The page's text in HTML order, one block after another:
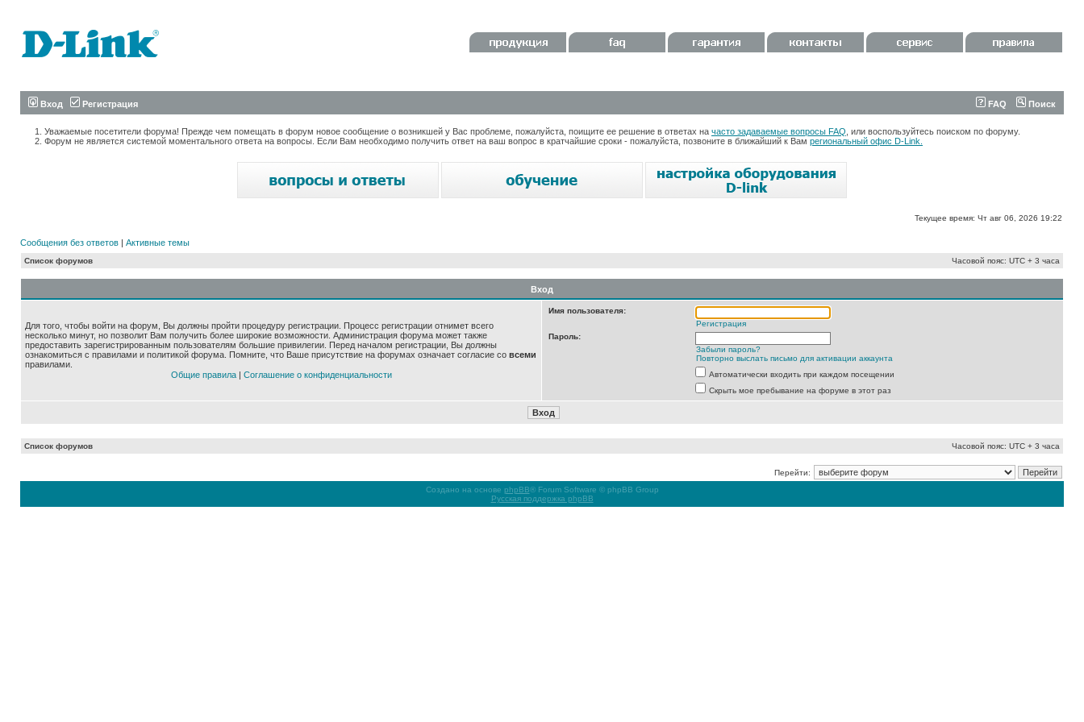
Вход Регистрация FAQ Поиск
Уважаемые посетители форума! Прежде чем помещать в форум новое сообщение о возникшей у Вас проблеме, пожалуйста, поищите ее решение в ответах на часто задаваемые вопросы FAQ , или воспользуйтесь поиском по форуму.
Форум не является системой моментального ответа на вопросы. Если Вам необходимо получить ответ на ваш вопрос в кратчайшие сроки - пожалуйста, позвоните в ближайший к Вам региональный офис D-Link.
Текущее время: Чт авг 06, 2026 19:22
Сообщения без ответов | Активные темы
Список форумов Часовой пояс: UTC + 3 часа
Вход
Для того, чтобы войти на форум, Вы должны пройти процедуру регистрации. Процесс регистрации отнимет всего
несколько минут, но позволит Вам получить более широкие возможности. Администрация форума может также
предоставить зарегистрированным пользователям большие привилегии. Перед началом регистрации, Вы должны
ознакомиться с правилами и политикой форума. Помните, что Ваше присутствие на форумах означает согласие со всеми
правилами.
Общие правила| Соглашение о конфиденциальности
Имя пользователя:
Регистрация
Пароль:
Забыли пароль?
Повторно выслать письмо для активации аккаунта
Автоматически входить при каждом посещении
Скрыть мое пребывание на форуме в этот раз
Список форумов Часовой пояс: UTC + 3 часа
Перейти:
Создано на основе phpBB® Forum Software © phpBB Group
Русская поддержка phpBB